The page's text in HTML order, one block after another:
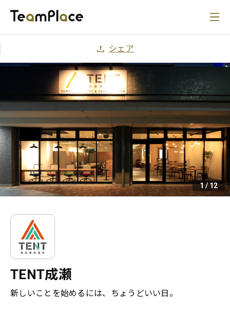
シェア
1/12
TENT成瀬